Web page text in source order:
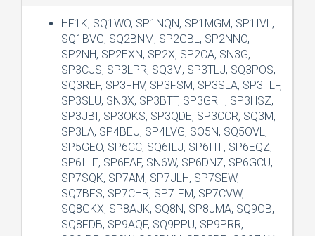
HF1K, SQ1WO, SP1NQN, SP1MGM, SP1IVL,
SQ1BVG, SQ2BNM, SP2GBL, SP2NNO,
SP2NH, SP2EXN, SP2X, SP2CA, SN3G,
SP3CJS, SP3LPR, SQ3M, SP3TLJ, SQ3POS,
SQ3REF, SP3FHV, SP3FSM, SP3SLA, SP3TLF,
SP3SLU, SN3X, SP3BTT, SP3GRH, SP3HSZ,
SP3JBI, SP3OKS, SP3QDE, SP3CCR, SQ3M,
SP3LA, SP4BEU, SP4LVG, SO5N, SQ5OVL,
SP5GEO, SP6CC, SQ6ILJ, SP6ITF, SP6EQZ,
SP6IHE, SP6FAF, SN6W, SP6DNZ, SP6GCU,
SP7SQK, SP7AM, SP7JLH, SP7SEW,
SQ7BFS, SP7CHR, SP7IFM, SP7CVW,
SQ8GKX, SP8AJK, SQ8N, SP8JMA, SQ9OB,
SQ8FDB, SP9AQF, SQ9PPU, SP9PRR,